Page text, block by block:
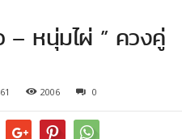
– หนุ่มไผ่ ” ควงคู่
2006 0